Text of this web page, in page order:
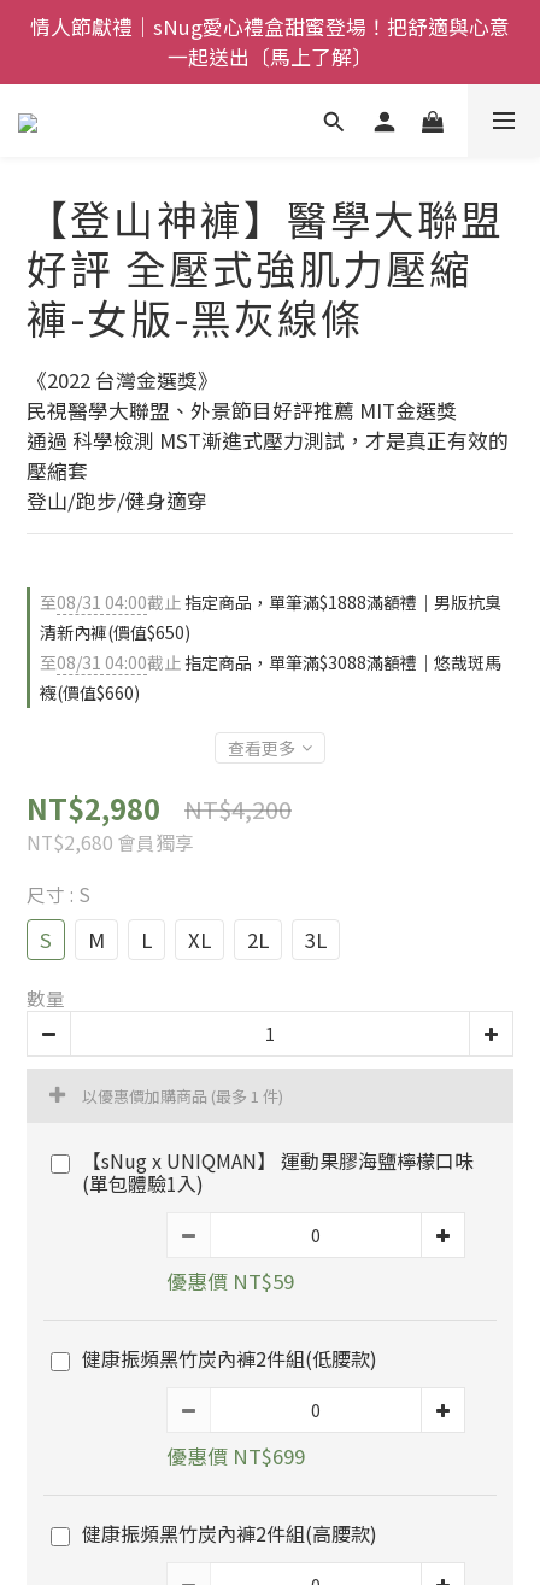
全館$800免運｜任搭８折起｜滿額再送新品-悠哉斑馬
襪〔立即了解〕
父親節禮盒登場｜把舒適送進爸爸的每一天，日夜呵護
一次備好〔馬上了解〕
【登山神褲】醫學大聯盟
好評 全壓式強肌力壓縮
褲-女版-黑灰線條
《2022 台灣金選獎》
民視醫學大聯盟、外景節目好評推薦 MIT金選獎
通過 科學檢測 MST漸進式壓力測試，才是真正有效的
壓縮套
登山/跑步/健身適穿
至08/31 04:00截止 指定商品，單筆滿$1888滿額禮｜男版抗臭
清新內褲(價值$650)
至08/31 04:00截止 指定商品，單筆滿$3088滿額禮｜悠哉斑馬
襪(價值$660)
查看更多
NT$2,980 NT$4,200
NT$2,680 會員獨享
尺寸 : S
S M L XL 2L 3L
數量
以優惠價加購商品 (最多 1 件)
【sNug x UNIQMAN】 運動果膠海鹽檸檬口味
(單包體驗1入)
優惠價 NT$59
健康振頻黑竹炭內褲2件組(低腰款)
優惠價 NT$699
健康振頻黑竹炭內褲2件組(高腰款)